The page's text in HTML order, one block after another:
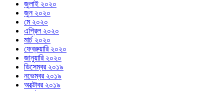
জুলাই ২০২০
জুন ২০২০
মে ২০২০
এপ্রিল ২০২০
মার্চ ২০২০
ফেব্রুয়ারি ২০২০
জানুয়ারি ২০২০
ডিসেম্বর ২০১৯
নভেম্বর ২০১৯
অক্টোবর ২০১৯